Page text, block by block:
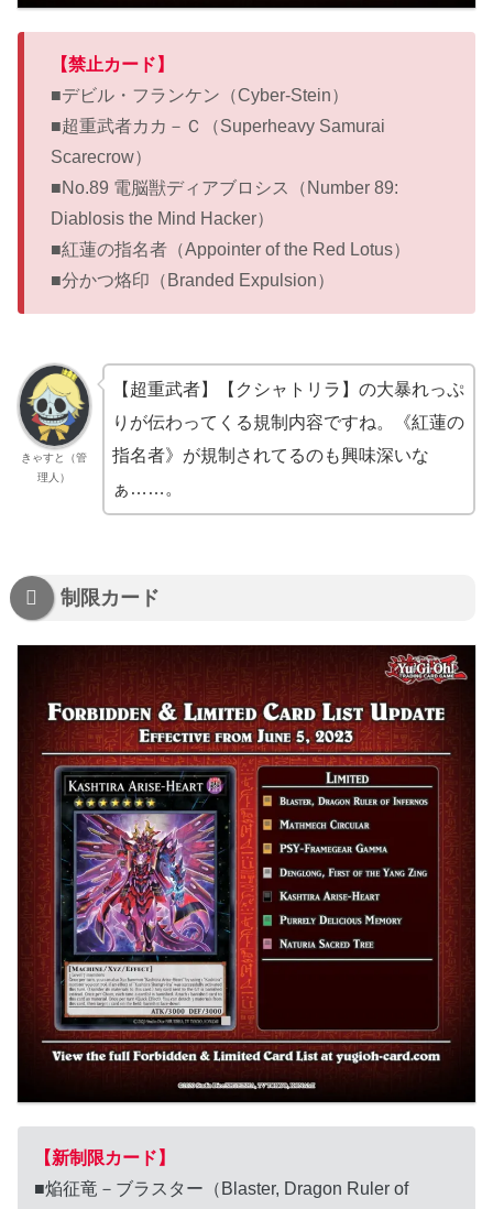
【禁止カード】
■デビル・フランケン（Cyber-Stein）
■超重武者カカ－Ｃ（Superheavy Samurai
Scarecrow）
■No.89 電脳獣ディアブロシス（Number 89:
Diablosis the Mind Hacker）
■紅蓮の指名者（Appointer of the Red Lotus）
■分かつ烙印（Branded Expulsion）
きゃすと（管
理人）
【超重武者】【クシャトリラ】の大暴れっぷ
りが伝わってくる規制内容ですね。《紅蓮の
指名者》が規制されてるのも興味深いな
ぁ……。
制限カード
【新制限カード】
■焔征竜－ブラスター（Blaster, Dragon Ruler of